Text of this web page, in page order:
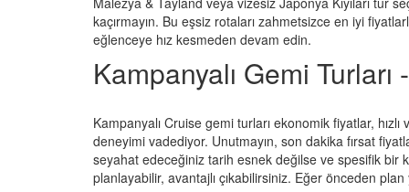
kaçırmayın. Bu eşsiz rotaları zahmetsizce en iyi
eğlenceye hız kesmeden devam edin.
Kampanyalı Gemi
Kampanyalı Cruise gemi turları ekonomik fiyatlar,
deneyimi vadediyor. Unutmayın, son dakika fırsat
seyahat edeceğiniz tarih esnek değilse ve spesifik bir
planlayabilir, avantajlı çıkabilirsiniz. Eğer önceden